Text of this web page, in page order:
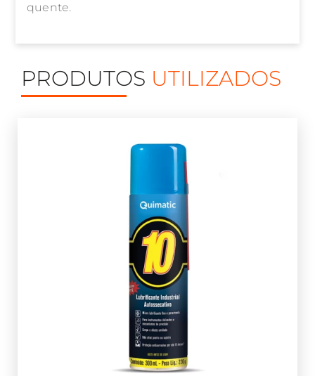
quente.
PRODUTOS UTILIZADOS